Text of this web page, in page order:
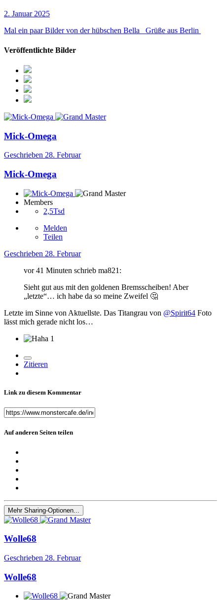
2. Januar 2025
Mal ein paar Bilder von der hübschen Bella Grüße aus Berlin
Veröffentlichte Bilder
Mick-Omega
Geschrieben 28. Februar
Mick-Omega
Members
2,5Tsd
Melden
Teilen
Geschrieben 28. Februar
vor 41 Minuten schrieb ma821:
Sieht gut aus mit den goldenen Bremsscheiben! Aber
„letzte“… ich habe da so meine Zweifel 🤔
Letzte im Sinne von Aktuellste. Das Titangrau von @Spirit64 Foto
lässt mich gerade nicht los…
1
Zitieren
Link zu diesem Kommentar
Auf anderen Seiten teilen
Mehr Sharing-Optionen...
Wolle68
Geschrieben 28. Februar
Wolle68